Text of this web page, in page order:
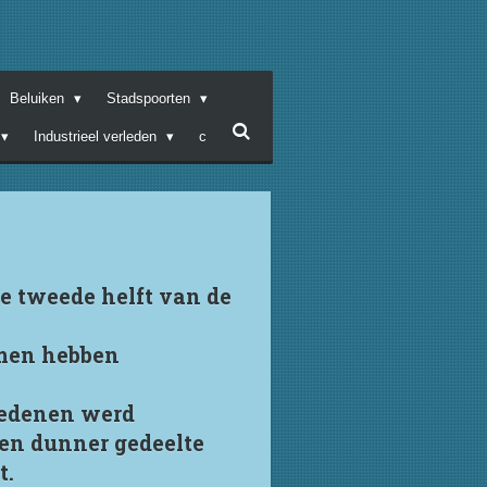
Beluiken Stadspoorten
Industrieel verleden c
tweede helft van de
hebben
werd
dunner gedeelte